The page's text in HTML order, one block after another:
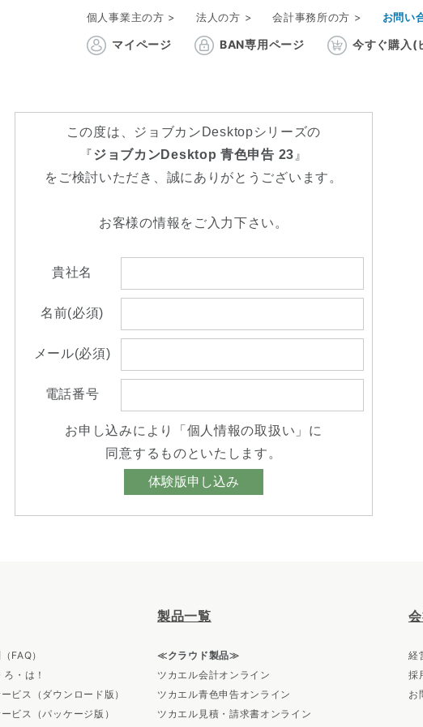
個人事業主の方 > 法人の方 > 会計事務所の方 > お問い
マイページ BAN専用ページ 今すぐ購入(
この度は、ジョブカンDesktopシリーズの
『ジョブカンDesktop 青色申告 23 』
をご検討いただき、誠にありがとうございます。
お客様の情報をご入力下さい。
貴社名
名前(必須)
メール(必須)
電話番号
お申し込みにより「 個人情報の取扱い 」に
同意するものといたします。
FAQ）
・は！
ビス（ダウンロード版）
ビス（パッケージ版）
製品一覧
≪クラウド製品≫
ツカエル会計オンライン
ツカエル青色申告オンライン
ツカエル見積・請求書オンライン
経
採
お